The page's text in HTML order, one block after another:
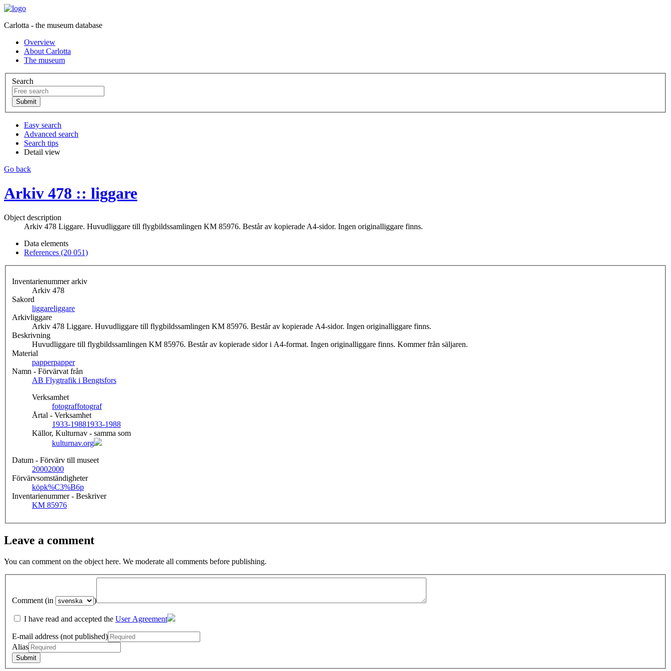
Carlotta - the museum database
Overview
About Carlotta
The museum
Search
Easy search
Advanced search
Search tips
Detail view
Go back
Arkiv 478 :: liggare
Object description
Arkiv 478 Liggare. Huvudliggare till flygbildssamlingen KM 85976. Består av kopierade A4-sidor. Ingen originalliggare finns.
Data elements
References (20 051)
Inventarienummer arkiv
Arkiv 478
Sakord
liggareliggare
Arkivliggare
Arkiv 478 Liggare. Huvudliggare till flygbildssamlingen KM 85976. Består av kopierade A4-sidor. Ingen originalliggare finns.
Beskrivning
Huvudliggare till flygbildssamlingen KM 85976. Består av kopierade sidor i A4-format. Ingen originalliggare finns. Kommer från säljaren.
Material
papperpapper
Namn - Förvärvat från
AB Flygtrafik i Bengtsfors
Verksamhet
fotograffotograf
Årtal - Verksamhet
1933-19881933-1988
Källor, Kulturnav - samma som
kulturnav.org
Datum - Förvärv till museet
20002000
Förvärvsomständigheter
köpk%C3%B6p
Inventarienummer - Beskriver
KM 85976
Leave a comment
You can comment on the object here. We moderate all comments before publishing.
Comment (in )
I have read and accepted the User Agreement
E-mail address (not published)
Alias